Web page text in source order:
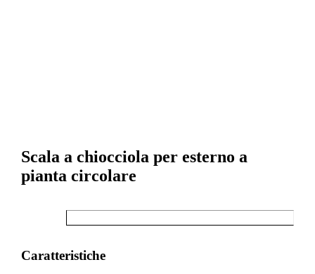
Scala a chiocciola per esterno a
pianta circolare
Caratteristiche